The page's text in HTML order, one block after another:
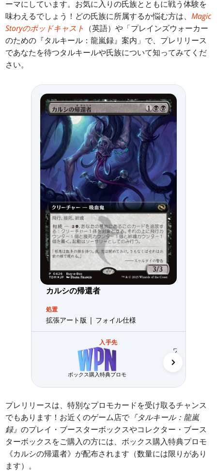
ーマにしています。お気に入りの氏族とともに戦う体験を
味わえるでしょう！どの氏族に所属するか悩む方は、Magic
Storyのポッドキャスト （英語）や「プレインズウォーカー
のための『タルキール：龍嵐録』案内」で、プレリリース
であなたを待つタルキールや氏族について知ってみてくだ
さい。
カルシの帰還者
処置
拡張アート版 | フォイル仕様
入手先
ボックス購入特典プロモ
ワイルドカード
プレリリースは、特別なプロモカードを受け取るチャンス
でもあります！お近くのゲーム店で 『タルキール：龍嵐
録』のプレイ・ブースターボックスやコレクター・ブース
ターボックスをご購入の方には、ボックス購入特典プロモ
《カルシの帰還者》が配布されます（数量には限りがあり
ます）。